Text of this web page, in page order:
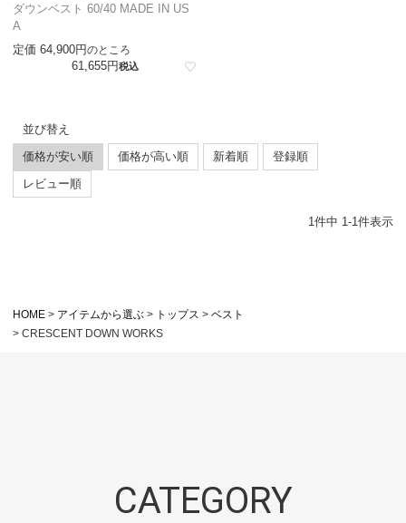
ダウンベスト 60/40 MADE IN US
A
定価 64,900 のところ
61,655 税込
並び替え
価格が安い順
価格が高い順 新着順
登録順
レビュー順
1 件中 1 -1 件表示
HOME アイテムから選ぶ トップス
ベスト
CRESCENT DOWN WORKS
CATEGORY